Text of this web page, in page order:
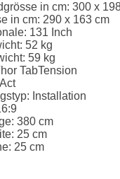
in cm: 300 x
in cm: 290 x 163 cm
131 Inch
52 kg
59 kg
TabTension
Installation
380 cm
25 cm
25 cm